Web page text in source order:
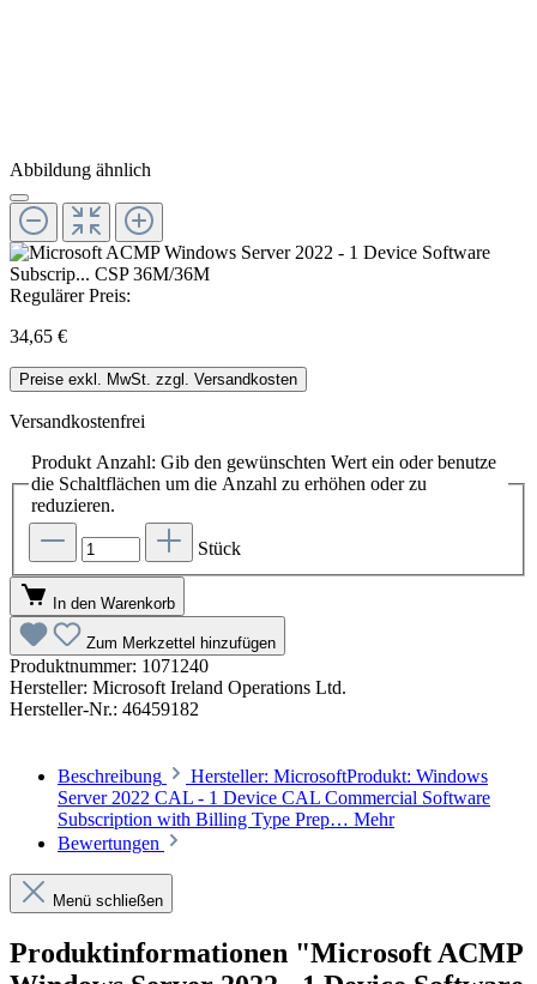
Abbildung ähnlich
Regulärer Preis:
34,65 €
Preise exkl. MwSt. zzgl. Versandkosten
Versandkostenfrei
Produkt Anzahl: Gib den gewünschten Wert ein oder benutze
die Schaltflächen um die Anzahl zu erhöhen oder zu
reduzieren.
Stück
In den Warenkorb
Zum Merkzettel hinzufügen
Produktnummer: 1071240
Hersteller: Microsoft Ireland Operations Ltd.
Hersteller-Nr.: 46459182
Beschreibung
Hersteller: MicrosoftProdukt: Windows
Server 2022 CAL - 1 Device CAL Commercial Software
Subscription with Billing Type Prep… Mehr
Bewertungen
Menü schließen
Produktinformationen "Microsoft ACMP